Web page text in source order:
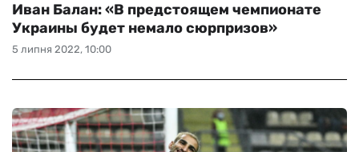
5 липня 2022, 10:00
Иван Балан: «В предстоящем чемпионате
Украины будет немало сюрпризов»